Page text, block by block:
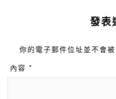
發表
你的電子郵件位址並不會
內容 *